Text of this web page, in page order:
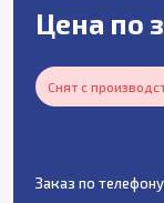
Цена по
Снят с
Заказ по